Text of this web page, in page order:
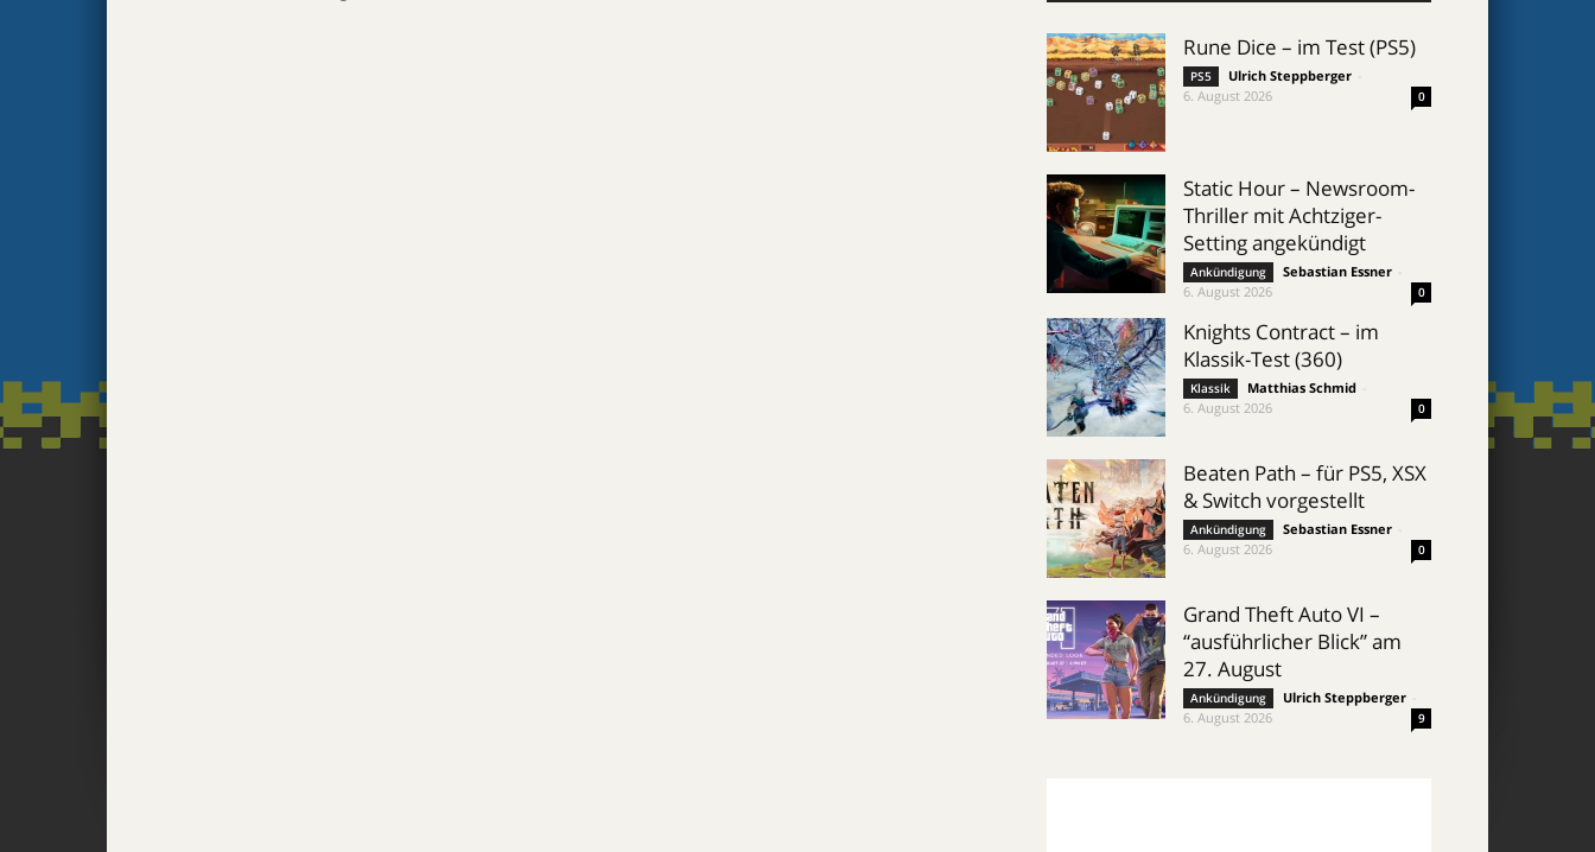
Rune Dice – im Test (PS5)
PS5 Ulrich Steppberger
6. August 2026
0
Static Hour – Newsroom-
Thriller mit Achtziger-
Setting angekündigt
Ankündigung Sebastian Essner
6. August 2026
0
Knights Contract – im
Klassik-Test (360)
Klassik Matthias Schmid
6. August 2026
0
Beaten Path – für PS5, XSX
& Switch vorgestellt
Ankündigung Sebastian Essner
6. August 2026
0
Grand Theft Auto VI –
“ausführlicher Blick” am
27. August
Ankündigung Ulrich Steppberger
6. August 2026
9